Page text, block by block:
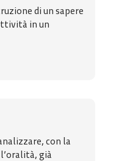
di un sapere
in un
con la
già